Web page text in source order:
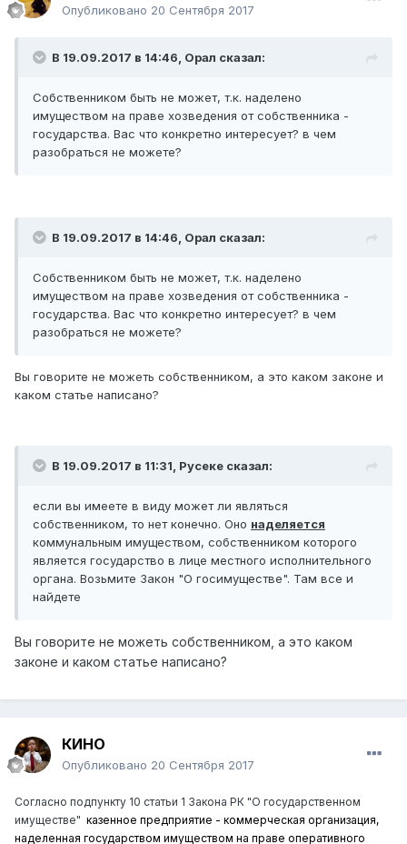
Опубликовано 20 Сентября 2017
В 19.09.2017 в 14:46, Орал сказал:
Собственником быть не может, т.к. наделено
имуществом на праве хозведения от собственника -
государства. Вас что конкретно интересует? в чем
разобраться не можете?
В 19.09.2017 в 14:46, Орал сказал:
Собственником быть не может, т.к. наделено
имуществом на праве хозведения от собственника -
государства. Вас что конкретно интересует? в чем
разобраться не можете?
Вы говорите не можеть собственником, а это каком законе и
каком статье написано?
В 19.09.2017 в 11:31, Русеке сказал:
если вы имеете в виду может ли являться
собственником, то нет конечно. Оно наделяется
коммунальным имуществом, собственником которого
является государство в лице местного исполнительного
органа. Возьмите Закон "О госимуществе". Там все и
найдете
Вы говорите не можеть собственником, а это каком
законе и каком статье написано?
КИНО
Опубликовано 20 Сентября 2017
Согласно подпункту 10 статьи 1 Закона РК "О государственном
имуществе" казенное предприятие - коммерческая организация,
наделенная государством имуществом на праве оперативного